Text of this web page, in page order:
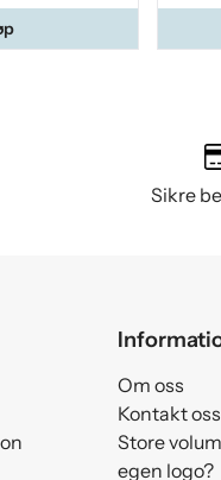
Sikre
Om oss
Kontakt oss
Store
egen logo?